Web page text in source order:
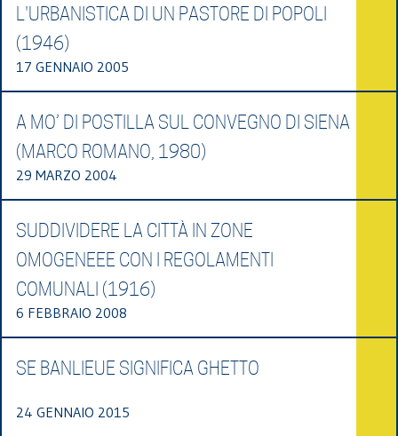
L'URBANISTICA DI UN PASTORE DI POPOLI
(1946)
17 GENNAIO 2005
A MO’ DI POSTILLA SUL CONVEGNO DI SIENA
(MARCO ROMANO, 1980)
29 MARZO 2004
SUDDIVIDERE LA CITTÀ IN ZONE
OMOGENEEE CON I REGOLAMENTI
COMUNALI (1916)
6 FEBBRAIO 2008
SE BANLIEUE SIGNIFICA GHETTO
24 GENNAIO 2015